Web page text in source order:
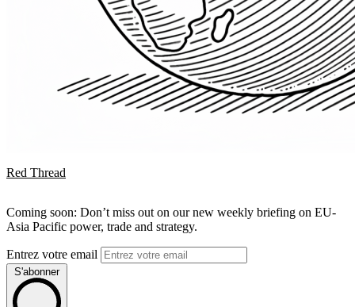
Red Thread
Coming soon: Don’t miss out on our new weekly briefing on EU-
Asia Pacific power, trade and strategy.
Entrez votre email
S'abonner